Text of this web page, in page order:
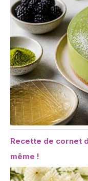
Recette de cornet
même !